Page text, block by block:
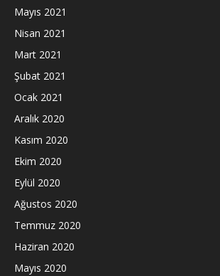
Mayıs 2021
Nisan 2021
Mart 2021
Şubat 2021
Ocak 2021
Aralık 2020
Kasım 2020
Ekim 2020
Eylül 2020
Ağustos 2020
Temmuz 2020
Haziran 2020
Mayıs 2020